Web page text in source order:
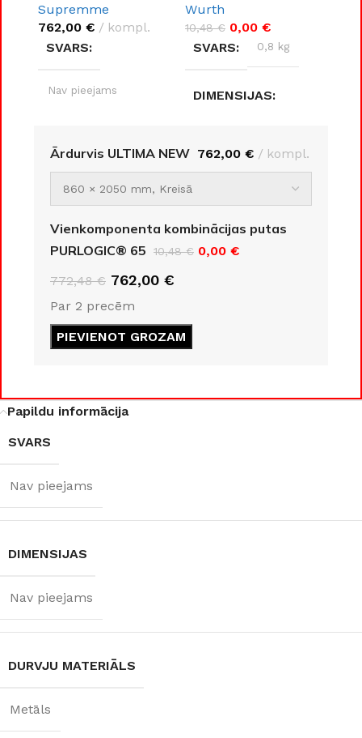
Supremme
762,00 €
kompl.
SVARS
Nav pieejams
DURVJU
Metāls
DURVJU KĀRBAS
IZMĒRS
960 × 2050 mm
DURVJU
PUSE
Supremme
Wurth
10,48€ 0,00 €
SVARS
0,8 kg
DIMENSIJAS
Wurth
Ārdurvis ULTIMA NEW 762,00 € kompl.
Vienkomponenta kombinācijas putas
PURLOGIC® 65
10,48€ 0,00 €
772,48€ 762,00 €
Par 2 precēm
PIEVIENOT GROZAM
Papildu informācija
SVARS
Nav pieejams
DIMENSIJAS
Nav pieejams
DURVJU MATERIĀLS
Metāls